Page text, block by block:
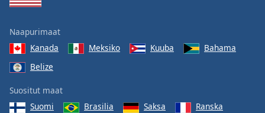
Naapurimaat
Kanada
Meksiko Kuuba
Bahama
Belize
Suositut maat
Suomi
Brasilia Saksa Ranska